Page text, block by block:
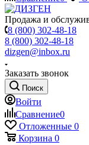
Продажа и
8 (800) 302-48-18
8 (800) 302-48-18
dizgen@inbox.ru
Заказать звонок
Поиск
Войти
Сравнение0
Отложенные 0
Корзина 0